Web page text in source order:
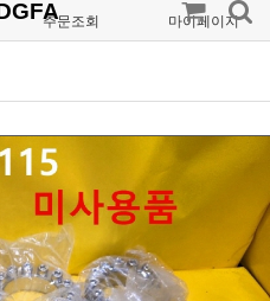
주문조회 마이페이지